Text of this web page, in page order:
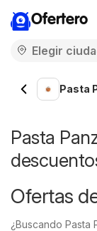
Ofertero
Pasta
Pasta
Ofertas
¿Buscando Pasta